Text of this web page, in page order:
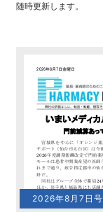
随時更新します。
2026年8月7日号